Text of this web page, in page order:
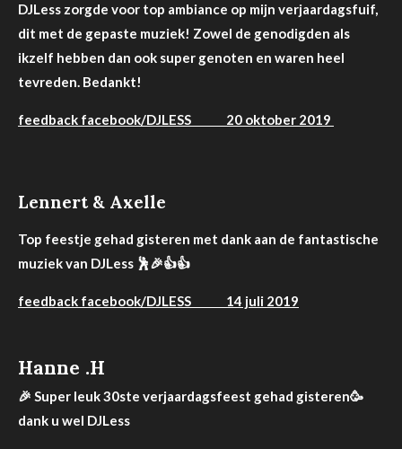
DJLess zorgde voor top ambiance op mijn verjaardagsfuif,
dit met de gepaste muziek! Zowel de genodigden als
ikzelf hebben dan ook super genoten en waren heel
tevreden. Bedankt!
feedback facebook/DJLESS 20 oktober 2019
Lennert & Axelle
Top feestje gehad gisteren met dank aan de fantastische
muziek van DJLess 🕺🎉👍👍
feedback facebook/DJLESS 14 juli 2019
Hanne .H
🎉 Super leuk 30ste verjaardagsfeest gehad gisteren🥳
dank u wel DJLess